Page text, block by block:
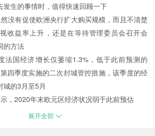
的事情时，值得快速回顾一下
有促使欧洲央行扩大购买规模，而且不清楚
益率上升，还是在等待管理委员会召开会
的方法
法国经济增长仅萎缩1.3%，低于此前预测的
在第四季度实施的二次封城管控措施，该季度的经
城的3月至5月
，2020年末欧元区经济状况弱于此前预估
展开全部